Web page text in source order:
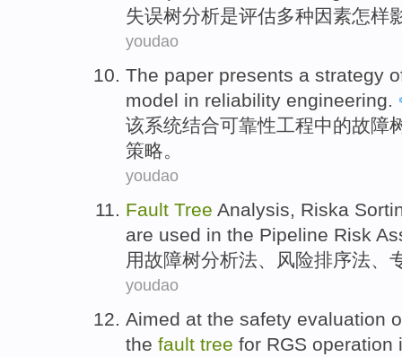
失误树分析是评估多种因素怎样
youdao
The paper presents a strategy
model in reliability engineering.
该系统结合可靠性工程中的故障
策略。
youdao
Fault Tree Analysis, Riska
are used in the Pipeline Risk
用故障树分析法、 风险排序法、
youdao
Aimed at the safety evaluation
the fault tree for RGS operation